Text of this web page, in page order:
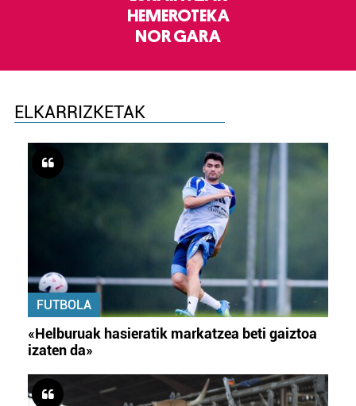
HEMEROTEKA
NOR GARA
ELKARRIZKETAK
FUTBOLA
«Helburuak hasieratik markatzea beti gaiztoa
izaten da»